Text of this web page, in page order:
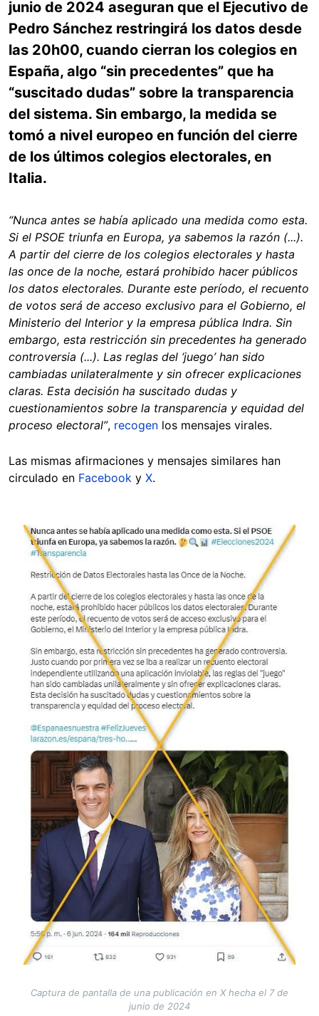
junio de 2024 aseguran que el Ejecutivo de
Pedro Sánchez restringirá los datos desde
las 20h00, cuando cierran los colegios en
España, algo “sin precedentes” que ha
“suscitado dudas” sobre la transparencia
del sistema. Sin embargo, la medida se
tomó a nivel europeo en función del cierre
de los últimos colegios electorales, en
Italia.
“Nunca antes se había aplicado una medida como esta.
Si el PSOE triunfa en Europa, ya sabemos la razón (...).
A partir del cierre de los colegios electorales y hasta
las once de la noche, estará prohibido hacer públicos
los datos electorales. Durante este período, el recuento
de votos será de acceso exclusivo para el Gobierno, el
Ministerio del Interior y la empresa pública Indra. Sin
embargo, esta restricción sin precedentes ha generado
controversia (...). Las reglas del ‘juego’ han sido
cambiadas unilateralmente y sin ofrecer explicaciones
claras. Esta decisión ha suscitado dudas y
cuestionamientos sobre la transparencia y equidad del
proceso electoral”, recogen los mensajes virales.
Las mismas afirmaciones y mensajes similares han
circulado en Facebook y X.
Image
Captura de pantalla de una publicación en X hecha el 7 de
junio de 2024